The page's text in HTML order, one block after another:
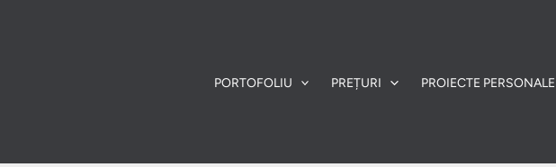
PORTOFOLIU PREȚURI PROIECTE PERSONALE